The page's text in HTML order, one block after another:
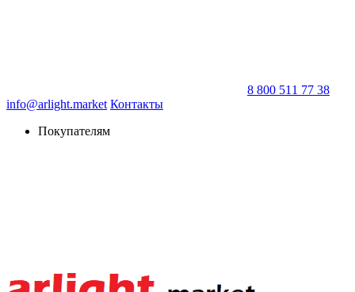
8 800 511 77 38
info@arlight.market Контакты
Покупателям